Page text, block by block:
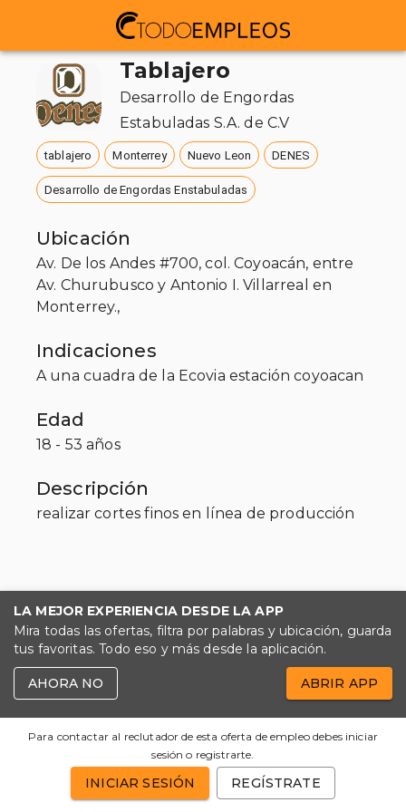
Tablajero
Desarrollo de Engordas
Estabuladas S.A. de C.V
tablajero Monterrey Nuevo Leon DENES
Desarrollo de Engordas Enstabuladas
Ubicación
Av. De los Andes #700, col. Coyoacán, entre
Av. Churubusco y Antonio I. Villarreal en
Monterrey.,
Indicaciones
A una cuadra de la Ecovia estación coyoacan
Edad
18 - 53 años
Descripción
realizar cortes finos en línea de producción
LA MEJOR EXPERIENCIA DESDE LA APP
Mira todas las ofertas, filtra por palabras y ubicación, guarda
tus favoritas. Todo eso y más desde la aplicación.
AHORA NO ABRIR APP
Para contactar al reclutador de esta oferta de empleo debes iniciar
sesión o registrarte.
INICIAR SESIÓN REGÍSTRATE